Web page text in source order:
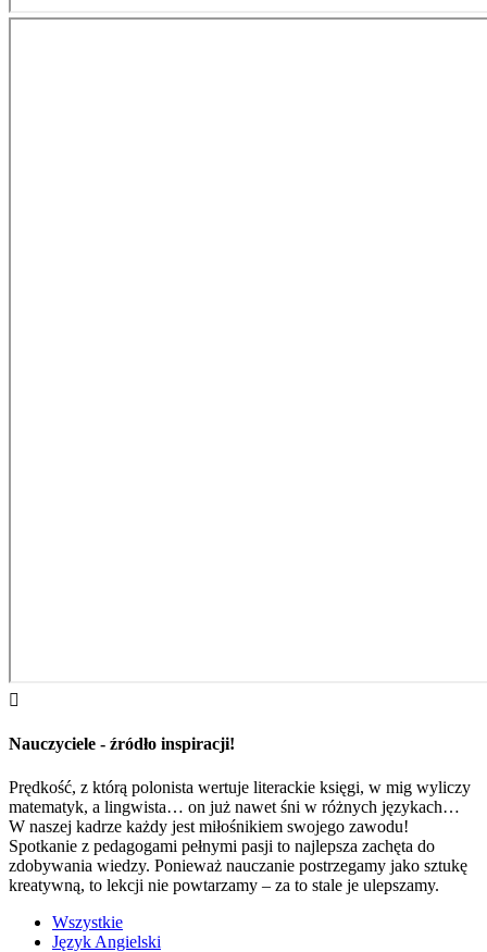

Nauczyciele - źródło inspiracji!
Prędkość, z którą polonista wertuje literackie księgi, w mig wyliczy
matematyk, a lingwista… on już nawet śni w różnych językach…
W naszej kadrze każdy jest miłośnikiem swojego zawodu!
Spotkanie z pedagogami pełnymi pasji to najlepsza zachęta do
zdobywania wiedzy. Ponieważ nauczanie postrzegamy jako sztukę
kreatywną, to lekcji nie powtarzamy – za to stale je ulepszamy.
Wszystkie
Język Angielski